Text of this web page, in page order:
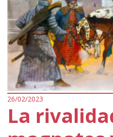
26/02/2023
La